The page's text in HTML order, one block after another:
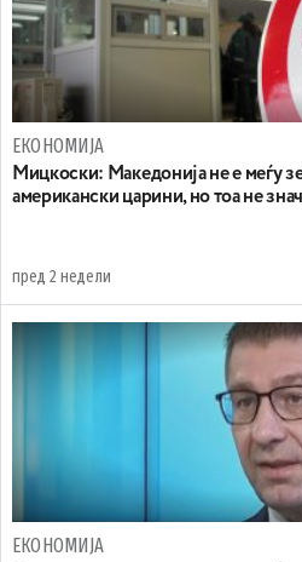
ЕКОНОМИЈА
Мицкоски: Македонија не е меѓу
американски царини, но тоа не
пред 2 недели
ЕКОНОМИЈА